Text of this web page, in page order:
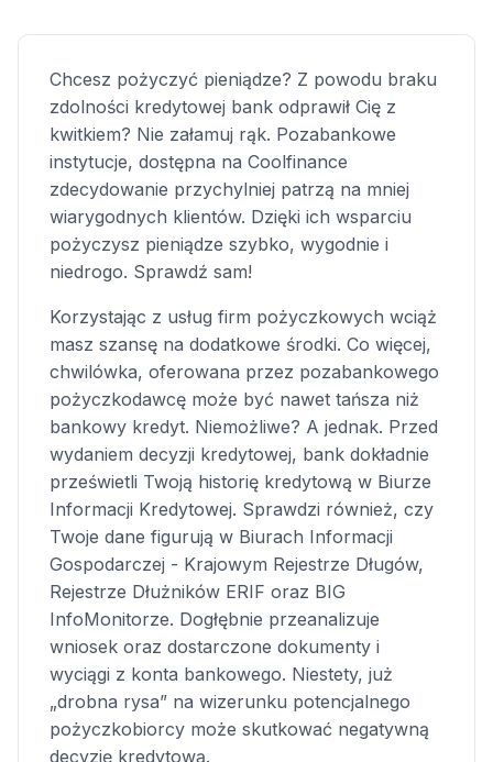
Chcesz pożyczyć pieniądze? Z powodu braku
zdolności kredytowej bank odprawił Cię z
kwitkiem? Nie załamuj rąk. Pozabankowe
instytucje, dostępna na Coolfinance
zdecydowanie przychylniej patrzą na mniej
wiarygodnych klientów. Dzięki ich wsparciu
pożyczysz pieniądze szybko, wygodnie i
niedrogo. Sprawdź sam!
Korzystając z usług firm pożyczkowych wciąż
masz szansę na dodatkowe środki. Co więcej,
chwilówka, oferowana przez pozabankowego
pożyczkodawcę może być nawet tańsza niż
bankowy kredyt. Niemożliwe? A jednak. Przed
wydaniem decyzji kredytowej, bank dokładnie
prześwietli Twoją historię kredytową w Biurze
Informacji Kredytowej. Sprawdzi również, czy
Twoje dane figurują w Biurach Informacji
Gospodarczej - Krajowym Rejestrze Długów,
Rejestrze Dłużników ERIF oraz BIG
InfoMonitorze. Dogłębnie przeanalizuje
wniosek oraz dostarczone dokumenty i
wyciągi z konta bankowego. Niestety, już
„drobna rysa” na wizerunku potencjalnego
pożyczkobiorcy może skutkować negatywną
decyzję kredytową.